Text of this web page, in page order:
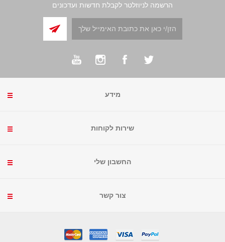
הרשמה לניוזלטר לקבלת חדשות ועדכונים
מידע
שירות לקוחות
החשבון שלי
צור קשר